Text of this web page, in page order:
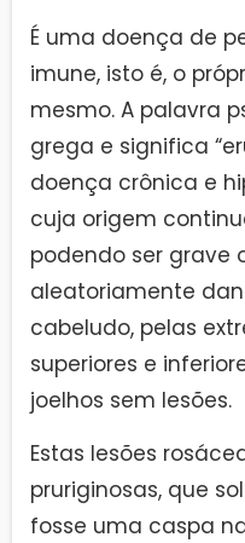
É uma doença de
imune, isto é, o
mesmo. A palavra
grega e significa
doença crônica e
cuja origem
podendo ser grave
aleatoriamente
cabeludo, pelas
superiores e
joelhos sem lesões.
Estas lesões
pruriginosas, que
fosse uma caspa